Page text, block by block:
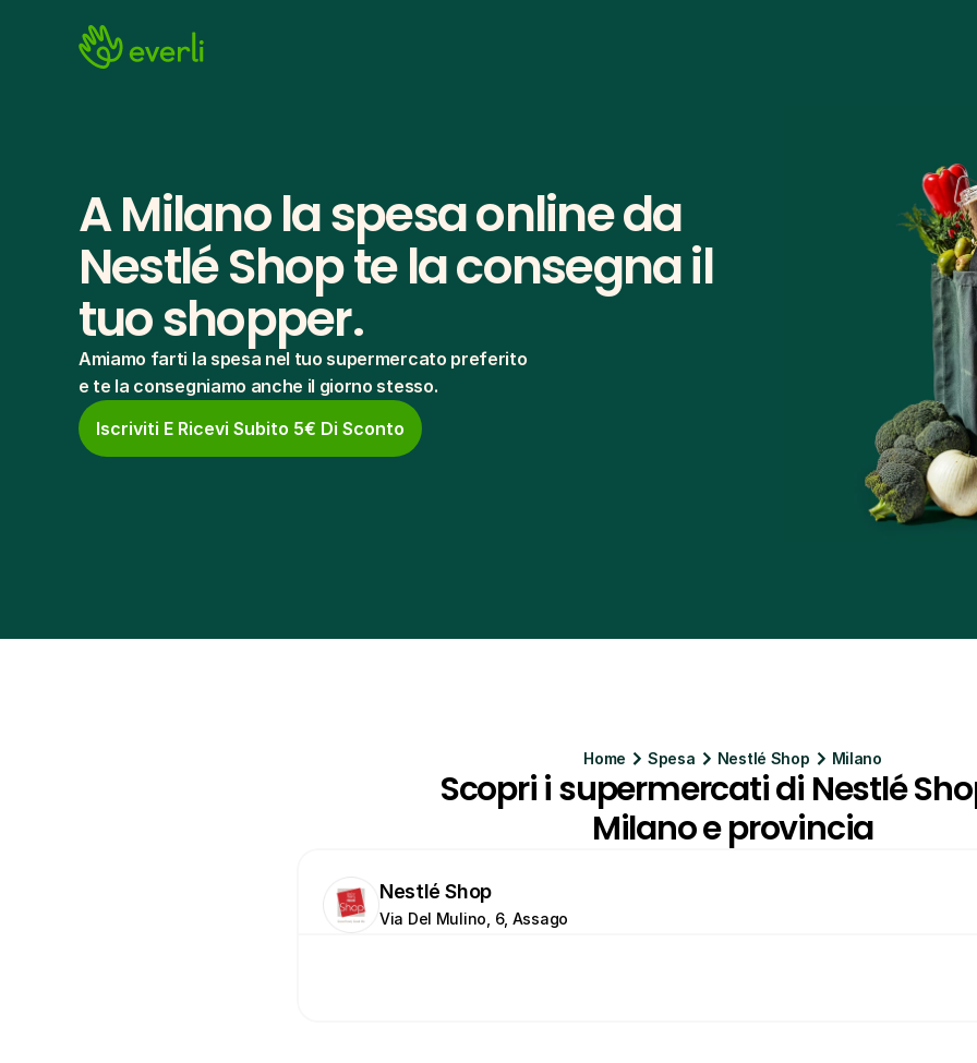
A Milano la spesa online da
Nestlé Shop te la consegna il
tuo shopper.
Amiamo farti la spesa nel tuo supermercato preferito
e te la consegniamo anche il giorno stesso.
Iscriviti E Ricevi Subito 5€ Di Sconto
Home Spesa Nestlé Shop Milano
Scopri i supermercati di Nestlé
Milano e provincia
Nestlé Shop
Via Del Mulino, 6, Assago